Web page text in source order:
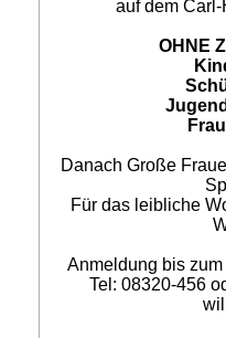
auf dem
OHNE
Danach Große
Für das leibliche
Anmeldung bis
Tel: 08320-456